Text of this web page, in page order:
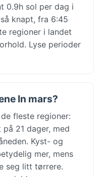
0.9h sol per dag i
knapt, fra 6:45
regioner i landet
Lyse perioder
In mars?
fleste regioner:
21 dager, med
Kyst- og
mer, mens
seg litt tørrere.